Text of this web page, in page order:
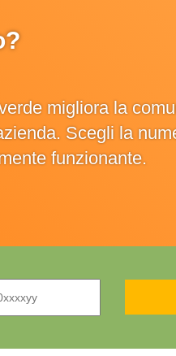
migliora la
Scegli la
funzionante.